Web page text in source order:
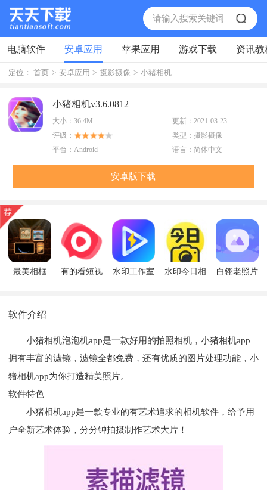
电脑软件 安卓应用 苹果应用 游戏下载 资讯教
定位： 首页 > 安卓应用 > 摄影摄像 > 小猪相机
小猪相机v3.6.0812
大小： 36.4M 更新： 2021-03-23
评级：
类型： 摄影摄像
平台： Android 语言： 简体中文
安卓版下载
最美相框
有的看短视
水印工作室
水印今日相
白翎老照片
软件介绍
小猪相机泡泡机app是一款好用的拍照相机，小猪相机app
拥有丰富的滤镜，滤镜全都免费，还有优质的图片处理功能，小
猪相机app为你打造精美照片。
软件特色
小猪相机app是一款专业的有艺术追求的相机软件，给予用
户全新艺术体验，分分钟拍摄制作艺术大片！